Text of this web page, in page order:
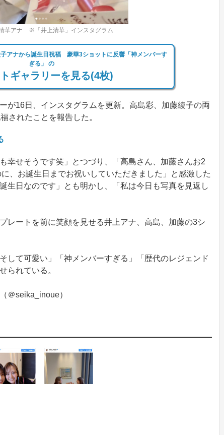
華アナ ※「井上清華」インスタグラム
アナから誕生日祝福 豪華3ショットに反響「神メンバーす
ぎる」 の
ギャラリーを見る(4枚)
が16日、インスタグラムを更新。高島彩、加藤綾子の両
されたことを報告した。
幸せそうです笑」とつづり、「高島さん、加藤さんお2
、お誕生日までお祝いしていただきました」と感激した
生日なのです」とも明かし、「私は今日も写真を見返し
レートを前に笑顔を見せる井上アナ、高島、加藤の3シ
て可愛い」「神メンバーすぎる」「歴代のレジェンド
られている。
＠seika_inoue）